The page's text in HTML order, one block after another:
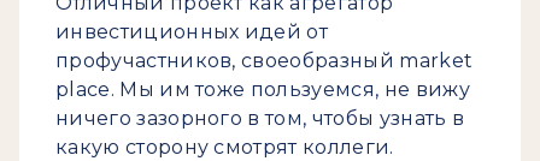
инвестиционных идей от
профучастников, своеобразный market
place. Мы им тоже пользуемся, не вижу
ничего зазорного в том, чтобы узнать в
какую сторону смотрят коллеги.